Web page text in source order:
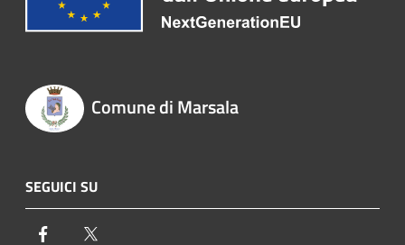
Comune di Marsala
SEGUICI SU
Facebook